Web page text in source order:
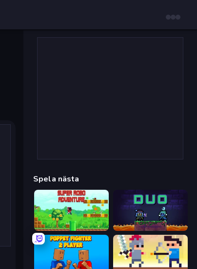
Spela nästa
Super Robo - Adventure Duo